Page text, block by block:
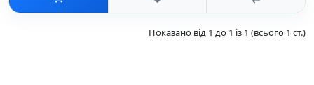
Показано від 1 до 1 із 1 (всього 1 ст.)